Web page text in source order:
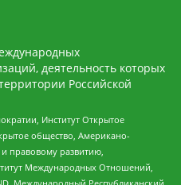
деятельность которых
Российской
Институт Открытое
общество, Американо-
правовому развитию,
Международных Отношений,